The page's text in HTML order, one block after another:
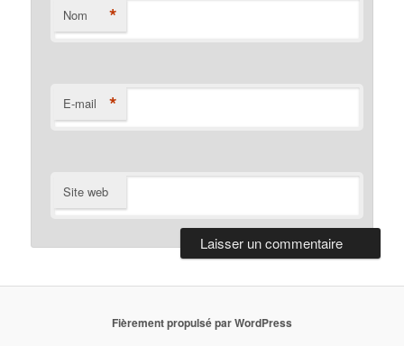
Nom *
E-mail *
Site web
Fièrement propulsé par WordPress